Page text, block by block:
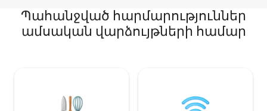
Պահանջված հարմարություններ
ամսական վարձույթների համար